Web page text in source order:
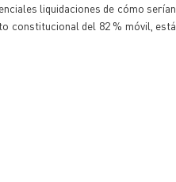
liquidaciones de cómo serían
constitucional del 82 % móvil, está